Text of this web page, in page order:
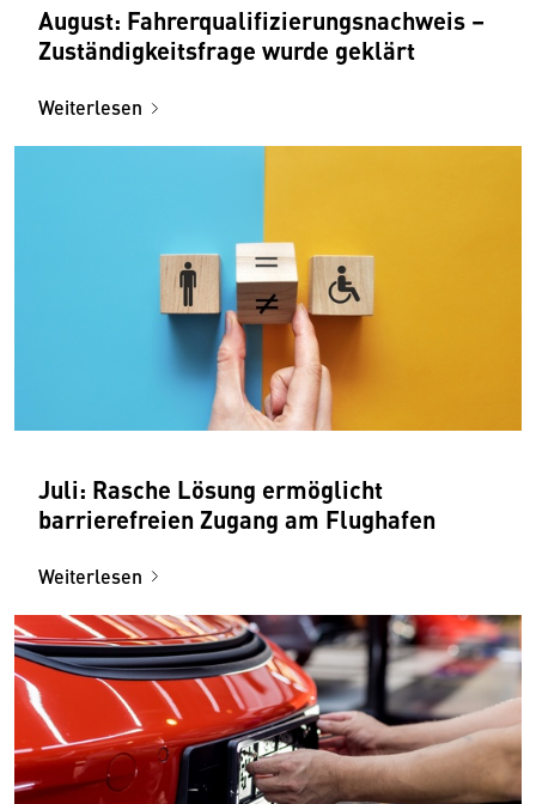
August: Fahrerqualifizierungsnachweis –
Zuständigkeitsfrage wurde geklärt
Weiterlesen
Juli: Rasche Lösung ermöglicht
barrierefreien Zugang am Flughafen
Weiterlesen